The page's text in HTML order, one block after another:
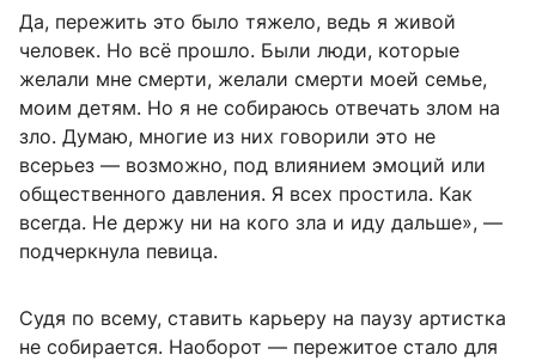
Да, пережить это было тяжело, ведь я живой
человек. Но всё прошло. Были люди, которые
желали мне смерти, желали смерти моей семье,
моим детям. Но я не собираюсь отвечать злом на
зло. Думаю, многие из них говорили это не
всерьез — возможно, под влиянием эмоций или
общественного давления. Я всех простила. Как
всегда. Не держу ни на кого зла и иду дальше», —
подчеркнула певица.
Судя по всему, ставить карьеру на паузу артистка
не собирается. Наоборот — пережитое стало для